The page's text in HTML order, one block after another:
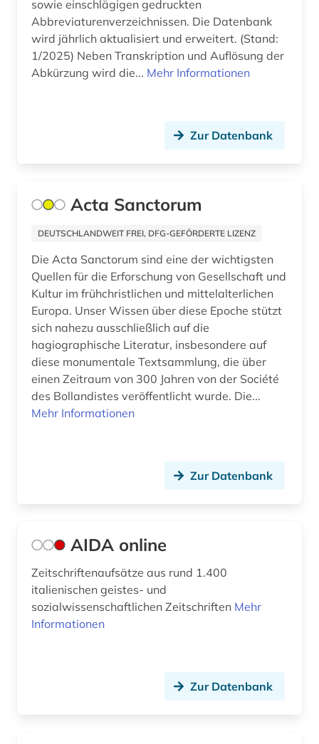
geschichte 500-1500 (4)
geschichte 500-1600 (1)
geschichte <1000-1140> (1)
geschichte <1701-1800> (1)
gotha (2)
grammatik (4)
gregorius nyssenus (1)
gregorius, nyssenus | bischof (1)
griechenland (5)
griechenland <altertum> (4)
griechisch (38)
griechisch-römisches ägypten (2)
hagiografie (1)
sowie einschlägigen gedruckten
Abbreviaturenverzeichnissen. Die Datenbank
wird jährlich aktualisiert und erweitert. (Stand:
1/2025) Neben Transkription und Auflösung der
Abkürzung wird die... Mehr Informationen
Zur Datenbank
Acta Sanctorum
DEUTSCHLANDWEIT FREI, DFG-GEFÖRDERTE LIZENZ
Die Acta Sanctorum sind eine der wichtigsten
Quellen für die Erforschung von Gesellschaft und
Kultur im frühchristlichen und mittelalterlichen
Europa. Unser Wissen über diese Epoche stützt
sich nahezu ausschließlich auf die
hagiographische Literatur, insbesondere auf
diese monumentale Textsammlung, die über
einen Zeitraum von 300 Jahren von der Société
des Bollandistes veröffentlicht wurde. Die...
Mehr Informationen
Zur Datenbank
AIDA online
Zeitschriftenaufsätze aus rund 1.400
italienischen geistes- und
sozialwissenschaftlichen Zeitschriften Mehr
Informationen
Zur Datenbank